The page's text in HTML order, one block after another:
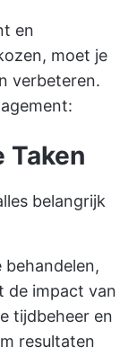
en
moet je
verbeteren.
Taken
belangrijk
de impact van
tijdbeheer en
resultaten